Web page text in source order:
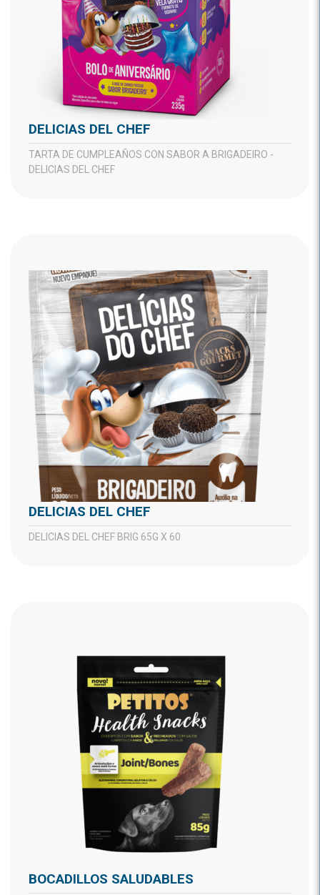
DELICIAS DEL CHEF
TARTA DE CUMPLEAÑOS CON SABOR A BRIGADEIRO -
DELICIAS DEL CHEF
DELICIAS DEL CHEF
DELICIAS DEL CHEF BRIG 65G X 60
BOCADILLOS SALUDABLES